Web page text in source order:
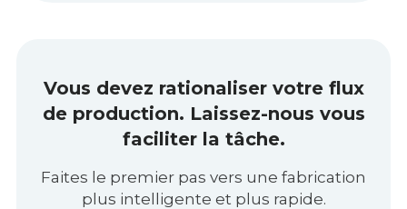
Vous devez rationaliser votre flux
de production. Laissez-nous vous
faciliter la tâche.
Faites le premier pas vers une fabrication
plus intelligente et plus rapide.